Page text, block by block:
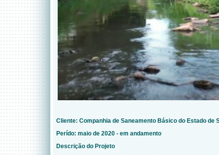
Cliente: Companhia de Saneamento Básico do Estado de
Perído: maio de 2020 - em andamento
Descrição do Projeto